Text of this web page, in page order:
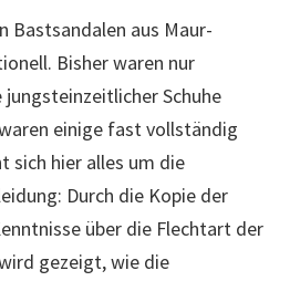
Bastsandalen aus Maur-
Bisher waren nur
Schuhe
einige fast vollständig
sich hier alles um die
Durch die Kopie der
über die Flechtart der
gezeigt, wie die